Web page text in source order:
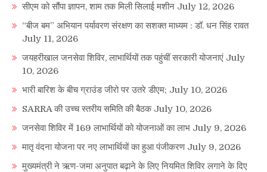
सीएम को सौंपा ज्ञापन, शाम तक मिली सिलाई मशीन July 12, 2026
“बीज बम” अभियान पर्यावरण संरक्षण का सशक्त माध्यम : डॉ. धन सिंह रावत
July 11, 2026
जयहरीखाल जनसेवा शिविर, लाभार्थियों तक पहुंचीं सरकारी योजनाएं July
10, 2026
भारी बारिश के बीच ग्राउंड जीरो पर उतरे डीएम; July 10, 2026
SARRA की उच्च स्तरीय समिति की बैठक July 10, 2026
जनसेवा शिविर में 169 लाभार्थियों को योजनाओं का लाभ July 9, 2026
मातृ वंदना योजना पर नए लाभार्थियों का हुआ पंजीकरण July 9, 2026
मुख्यमंत्री ने ऋण-जमा अनुपात बढ़ाने के लिए नियमित शिविर लगाने के दिए